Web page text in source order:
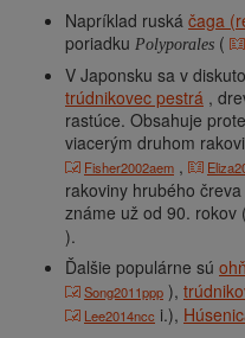
Napríklad ruská čaga
poriadku Polyporales (
V Japonsku sa v
trúdnikovec pestrá ,
rastúce. Obsahuje
viacerým druhom
Fisher2002aem ,
rakoviny hrubého
známe už od 90. rokov (
).
Ďalšie populárne sú
Song2011ppp ),
Lee2014ncc i.),